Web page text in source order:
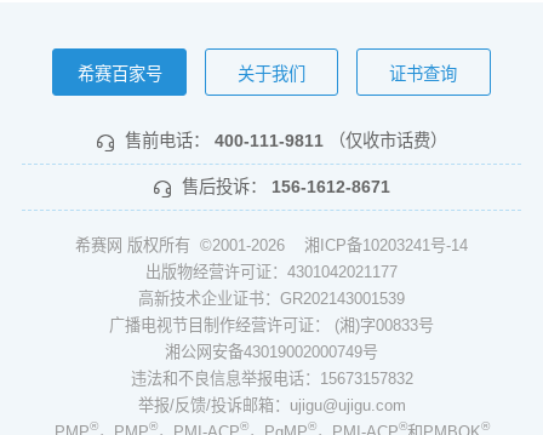
希赛百家号 关于我们 证书查询
售前电话： 400-111-9811 （仅收市话费）
售后投诉： 156-1612-8671
希赛网 版权所有 ©2001-2026 湘ICP备10203241号-14
出版物经营许可证：4301042021177
高新技术企业证书：GR202143001539
广播电视节目制作经营许可证： (湘)字00833号
湘公网安备43019002000749号
违法和不良信息举报电话：15673157832
举报/反馈/投诉邮箱：ujigu@ujigu.com
® ® ® ® ® ®